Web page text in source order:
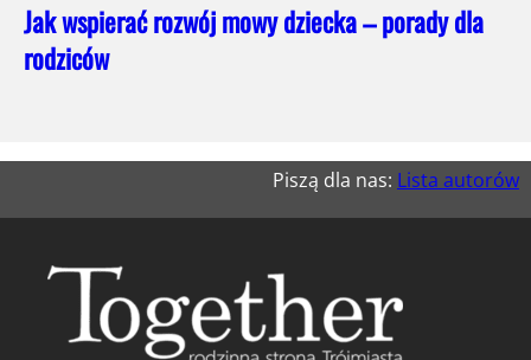
Jak wspierać rozwój mowy dziecka – porady dla
rodziców
Piszą dla nas: Lista autorów